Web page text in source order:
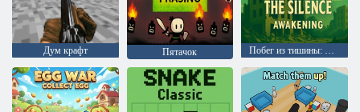
Дум крафт Пятачок Побег из тишины: Пробуждение